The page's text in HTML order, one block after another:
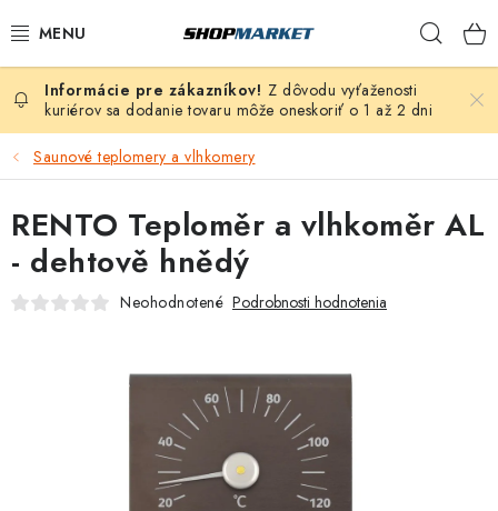
na
VÍRIVÉ VANE
SAUNY
BAZÉNY
NAFUKOVACIE VÍRIVKY
DEZINFEKCIA A ČISTENIE
PROTIZÁPLAVOVÉ A HASIACE ZARIADENIA
Z dôvodu vyťaženosti
kuriérov sa dodanie tovaru môže oneskoriť o 1 až 2 dni
Saunové teplomery a vlhkomery
RENTO Teploměr a vlhkoměr AL
- dehtově hnědý
Neohodnotené Podrobnosti hodnotenia